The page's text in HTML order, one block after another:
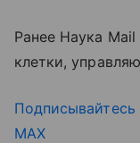
Ранее Наука Mail
клетки,
MAX